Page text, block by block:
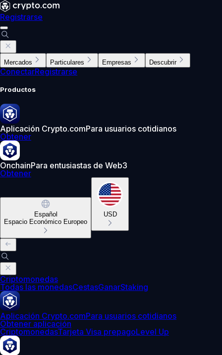
Registrarse
Mercados Particulares Empresas Descubrir
ConectarRegistrarse
Productos
Aplicación Crypto.comPara usuarios cotidianos
Obtener
OnchainPara entusiastas de Web3
Obtener
Español
Espacio Económico Europeo
USD
Criptomonedas
Todas las monedasCestasGanarStaking
Aplicación Crypto.comPara usuarios cotidianos
Obtener aplicación
CriptomonedasTarjeta Visa prepagoLevel Up